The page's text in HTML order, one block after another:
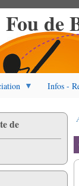
Fou de
Infos -
de